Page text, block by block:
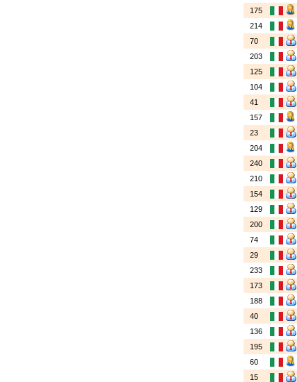
175
214
70
203
125
104
41
157
23
204
240
210
154
129
200
74
29
233
173
188
40
136
195
60
15